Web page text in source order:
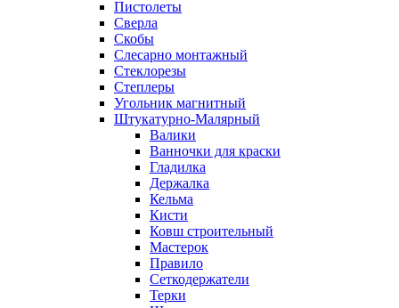
Пистолеты
Сверла
Скобы
Слесарно монтажный
Стеклорезы
Степлеры
Угольник магнитный
Штукатурно-Малярный
Валики
Ванночки для краски
Гладилка
Держалка
Кельма
Кисти
Ковш строительный
Мастерок
Правило
Сеткодержатели
Терки